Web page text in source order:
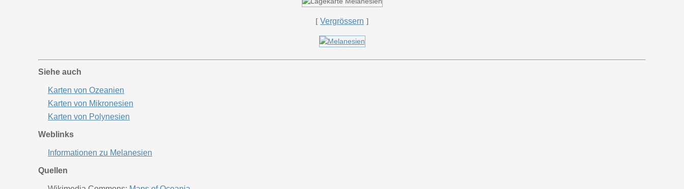
[ Vergrössern ]
Siehe auch
Karten von Ozeanien
Karten von Mikronesien
Karten von Polynesien
Weblinks
Informationen zu Melanesien
Quellen